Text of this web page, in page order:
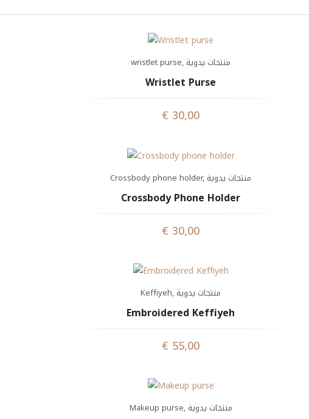
wristlet purse, منتجات يدوية
Wristlet Purse
€ 30,00
Crossbody phone holder, منتجات يدوية
Crossbody Phone Holder
€ 30,00
Keffiyeh, منتجات يدوية
Embroidered Keffiyeh
€ 55,00
Makeup purse, منتجات يدوية